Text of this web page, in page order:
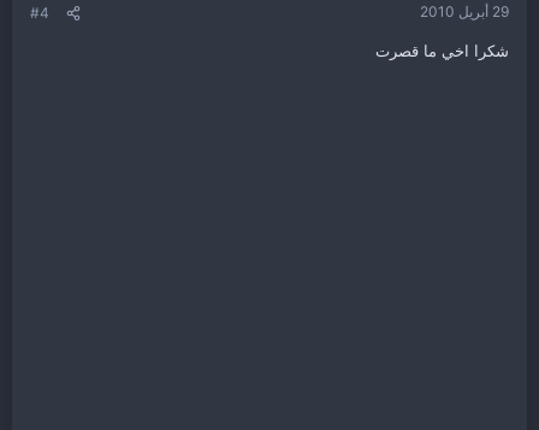
29 أبريل 2010 #4
شكرا اخي ما قصرت